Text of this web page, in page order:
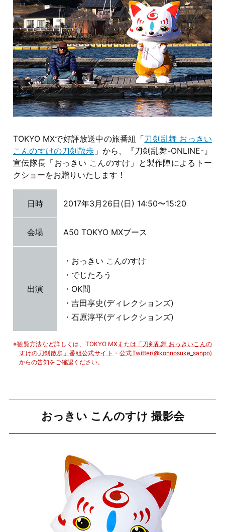
TOKYO MXで好評放送中の旅番組「刀剣乱舞 おっきい
こんのすけの刀剣散歩 」から、『刀剣乱舞-ONLINE-』
宣伝隊長「おっきい こんのすけ」と製作陣によるトー
クショーをお贈りいたします！
日時 2017年3月26日(日) 14:50〜15:20
会場 A50 TOKYO MXブース
出演
おっきい こんのすけ
でじたろう
OK間
吉田享史(ディレクションズ)
石原淳平(ディレクションズ)
観覧方法など詳しくは、TOKYO MXまたは 「刀剣乱舞 おっきいこんの
すけの刀剣散歩」番組公式サイト ・ 公式Twitter(@konnosuke_sanpo)
からの告知をご確認ください。
おっきい こんのすけ 撮影会